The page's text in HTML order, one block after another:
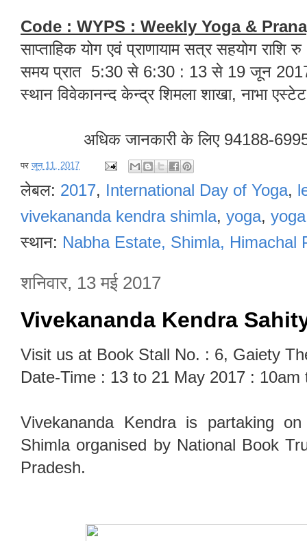
Code : WYPS : Weekly Yoga &
साप्ताहिक योग एवं प्राणायाम सत्र सहयोग राशि
समय प्रात 5:30 से 6:30 : 13 से 19 जून
स्थान विवेकानन्द केन्द्र शिमला शाखा, नाभा
अधिक जानकारी के लिए 94188-
पर जून 11, 2017
लेबल: 2017, International Day of Yoga,
vivekananda kendra shimla, yoga,
स्थान: Nabha Estate, Shimla, Himachal
शनिवार, 13 मई 2017
Vivekananda Kendra
Visit us at Book Stall No. : 6, Gaiety
Date-Time : 13 to 21 May 2017 : 10am
Vivekananda Kendra is partaking
Shimla organised by National Book
Pradesh.